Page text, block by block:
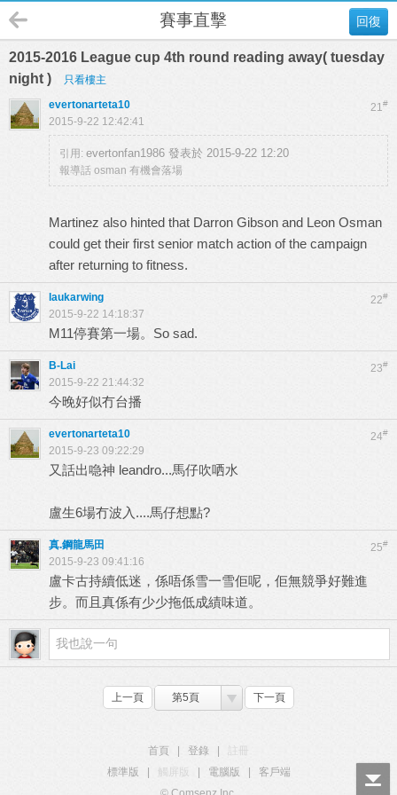
回復
賽事直擊
2015-2016 League cup 4th round reading away( tuesday
night )
只看樓主
21#
evertonarteta10
2015-9-22 12:42:41
引用: evertonfan1986 發表於 2015-9-22 12:20
報導話 osman 有機會落場
Martinez also hinted that Darron Gibson and Leon Osman
could get their first senior match action of the campaign
after returning to fitness.
22#
laukarwing
2015-9-22 14:18:37
M11停賽第一場。So sad.
23#
B-Lai
2015-9-22 21:44:32
今晚好似冇台播
24#
evertonarteta10
2015-9-23 09:22:29
又話出喼神 leandro...馬仔吹哂水
盧生6場冇波入....馬仔想點?
25#
真.鋼龍馬田
2015-9-23 09:41:16
盧卡古持續低迷，係唔係雪一雪佢呢，佢無競爭好難進
步。而且真係有少少拖低成績味道。
上一頁 第5頁 下一頁
首頁 登錄
標準版
觸屏版 電腦版
客戶端